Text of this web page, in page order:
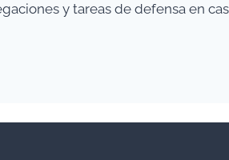
y tareas de defensa en